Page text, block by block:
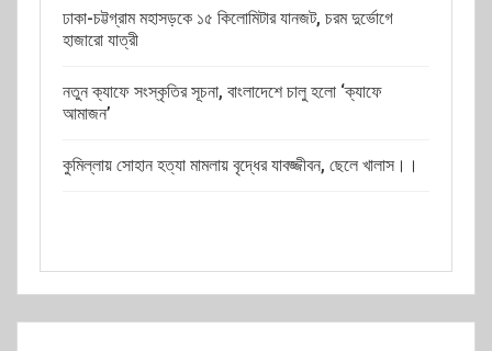
ঢাকা-চট্টগ্রাম মহাসড়কে ১৫ কিলোমিটার যানজট, চরম দুর্ভোগে
হাজারো যাত্রী
নতুন ক্যাফে সংস্কৃতির সূচনা, বাংলাদেশে চালু হলো ‘ক্যাফে
আমাজন’
কুমিল্লায় সোহান হত্যা মামলায় বৃদ্ধের যাবজ্জীবন, ছেলে খালাস।।